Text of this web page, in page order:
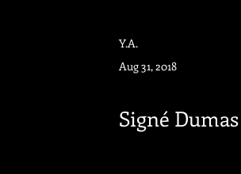
Y.A.
Aug 31, 2018
Signé Dumas